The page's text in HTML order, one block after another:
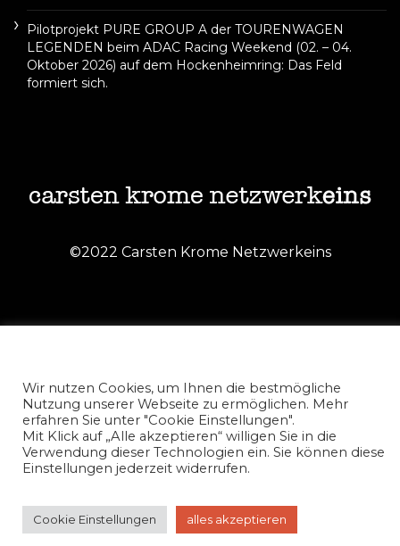
Pilotprojekt PURE GROUP A der TOURENWAGEN
LEGENDEN beim ADAC Racing Weekend (02. – 04.
Oktober 2026) auf dem Hockenheimring: Das Feld
formiert sich.
©2022 Carsten Krome Netzwerkeins
Wir nutzen Cookies, um Ihnen die bestmögliche
Nutzung unserer Webseite zu ermöglichen. Mehr
erfahren Sie unter "Cookie Einstellungen".
Mit Klick auf „Alle akzeptieren“ willigen Sie in die
Verwendung dieser Technologien ein. Sie können diese
Einstellungen jederzeit widerrufen.
Cookie Einstellungen alles akzeptieren